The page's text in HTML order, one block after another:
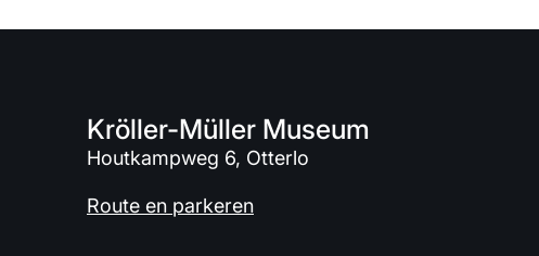
Kröller-Müller Museum
Houtkampweg 6, Otterlo
Route en parkeren